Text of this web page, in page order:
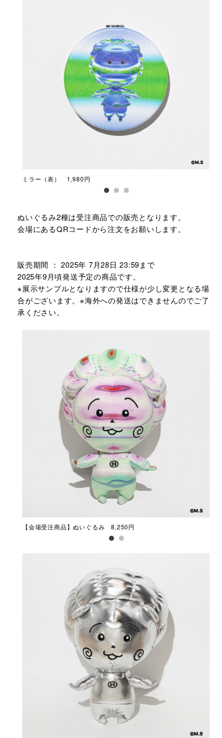
ミラー（表） 1,980円
ぬいぐるみ2種は受注商品での販売となります。
会場にあるQRコードから注文をお願いします。
販売期間 ： 2025年 7月28日 23:59まで
2025年9月頃発送予定の商品です。
※展示サンプルとなりますので仕様が少し変更となる場
合がございます。※海外への発送はできませんのでご了
承ください。
【会場受注商品】ぬいぐるみ 8,250円